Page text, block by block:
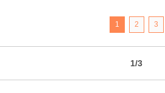
1 2 3
1/3